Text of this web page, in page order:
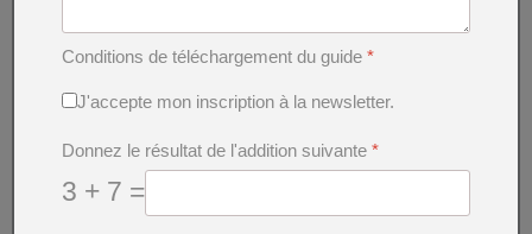
Photos d'art symboliques de la nature : "Horizons"
Conditions de téléchargement du guide *
J'accepte mon inscription à la newsletter.
Donnez le résultat de l'addition suivante *
3 + 7 =